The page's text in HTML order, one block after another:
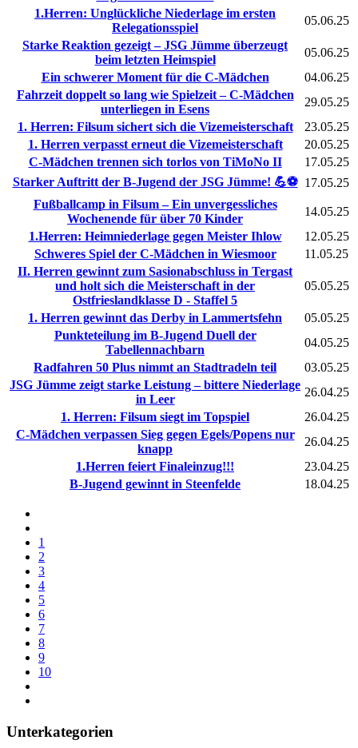
1.Herren: Unglückliche Niederlage im ersten
Relegationsspiel
05.06.25
Starke Reaktion gezeigt – JSG Jümme überzeugt
beim letzten Heimspiel
05.06.25
Ein schwerer Moment für die C-Mädchen
04.06.25
Fahrzeit doppelt so lang wie Spielzeit – C-Mädchen
unterliegen in Esens
29.05.25
1. Herren: Filsum sichert sich die Vizemeisterschaft
23.05.25
1. Herren verpasst erneut die Vizemeisterschaft
20.05.25
C-Mädchen trennen sich torlos von TiMoNo II
17.05.25
Starker Auftritt der B-Jugend der JSG Jümme! 💪⚽ 17.05.25
Fußballcamp in Filsum – Ein unvergessliches
Wochenende für über 70 Kinder
14.05.25
1.Herren: Heimniederlage gegen Meister Ihlow
12.05.25
Schweres Spiel der C-Mädchen in Wiesmoor
11.05.25
II. Herren gewinnt zum Sasionabschluss in Tergast
und holt sich die Meisterschaft in der
Ostfrieslandklasse D - Staffel 5
05.05.25
1. Herren gewinnt das Derby in Lammertsfehn
05.05.25
Punkteteilung im B-Jugend Duell der
Tabellennachbarn
04.05.25
Radfahren 50 Plus nimmt an Stadtradeln teil
03.05.25
JSG Jümme zeigt starke Leistung – bittere Niederlage
in Leer
26.04.25
1. Herren: Filsum siegt im Topspiel
26.04.25
C-Mädchen verpassen Sieg gegen Egels/Popens nur
knapp
26.04.25
1.Herren feiert Finaleinzug!!!
23.04.25
B-Jugend gewinnt in Steenfelde
18.04.25
1
2
3
4
5
6
7
8
9
10
Unterkategorien